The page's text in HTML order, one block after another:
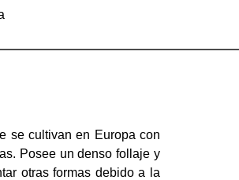
se cultivan en Europa con
Posee un denso follaje y
otras formas debido a la